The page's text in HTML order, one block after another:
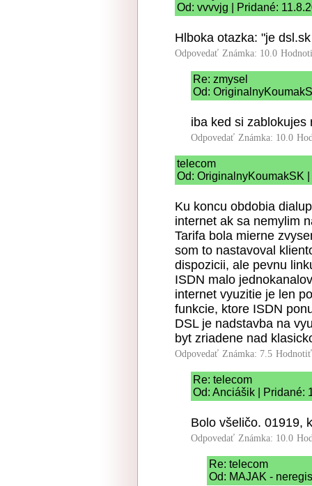
Od: vvvvjg | Pridané:
Hlboka otazka: "je
Odpovedať Známka: 10.0
Re: zmysel
Od:
iba ked si zablokujes
Odpovedať Známka: 10.0
telecom
Od: OriginalnyKoumakSK
Ku koncu obdobia
internet ak sa nemylim
Tarifa bola mierne
som to nastavoval
dispozicii, ale pevnu
ISDN malo
internet vyuzitie je len
funkcie, ktore ISDN
DSL je nadstavba na
byt zriadene nad
Odpovedať Známka: 7.5
Re: telecom
Od: Anciášik | Pridané:
Bolo všeličo. 01919,
Odpovedať Známka: 10.0
Re: telecom
Od: MAJAK -